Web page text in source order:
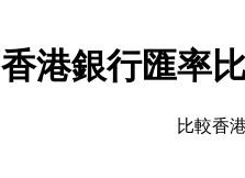
香港銀行匯率
比較香